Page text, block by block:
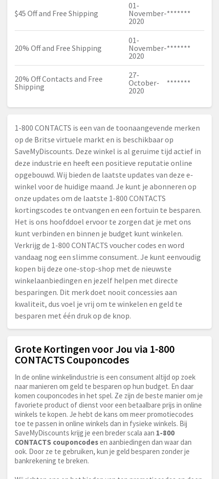
$45 Off and Free Shipping
01-
November-
2020
*******
20% Off and Free Shipping
01-
November-
2020
*******
20% Off Contacts and Free
Shipping
27-
October-
2020
*******
1-800 CONTACTS is een van de toonaangevende merken
op de Britse virtuele markt en is beschikbaar op
SaveMyDiscounts. Deze winkel is al geruime tijd actief in
deze industrie en heeft een positieve reputatie online
opgebouwd. Wij bieden de laatste updates van deze e-
winkel voor de huidige maand. Je kunt je abonneren op
onze updates om de laatste 1-800 CONTACTS
kortingscodes te ontvangen en een fortuin te besparen.
Het is ons hoofddoel ervoor te zorgen dat je met ons
kunt verbinden en binnen je budget kunt winkelen.
Verkrijg de 1-800 CONTACTS voucher codes en word
vandaag nog een slimme consument. Je kunt eenvoudig
kopen bij deze one-stop-shop met de nieuwste
winkelaanbiedingen en jezelf helpen met directe
besparingen. Dit merk doet nooit concessies aan
kwaliteit, dus voel je vrij om te winkelen en geld te
besparen met één druk op de knop.
Grote Kortingen voor Jou via 1-800
CONTACTS Couponcodes
In de online winkelindustrie is een consument altijd op zoek
naar manieren om geld te besparen op hun budget. En daar
komen couponcodes in het spel. Ze zijn de beste manier om je
favoriete product of dienst voor een betaalbare prijs in online
winkels te kopen. Je hebt de kans om meer promotiecodes
toe te passen in online winkels dan in fysieke winkels. Bij
SaveMyDiscounts krijg je een breder scala aan 1-800
CONTACTS couponcodesen aanbiedingen dan waar dan
ook. Door ze te gebruiken, kun je geld besparen zonder je
bankrekening te breken.